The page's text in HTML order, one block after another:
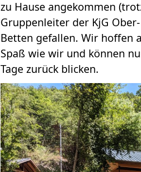
zu Hause angekommen
Gruppenleiter der KjG
Betten gefallen. Wir hoffen
Spaß wie wir und können
Tage zurück blicken.